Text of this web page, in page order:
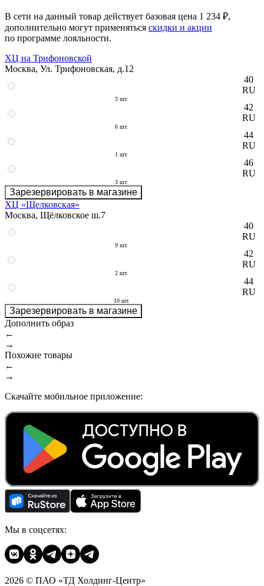
В сети на данный товар действует базовая цена 1 234 ₽,
дополнительно могут применяться скидки и акции
по программе лояльности.
ХЦ на Трифоновской
Москва, Ул. Трифоновская, д.12
40
RU
3 шт.
42
RU
6 шт.
44
RU
1 шт.
46
RU
3 шт.
Зарезервировать в магазине
ХЦ «Щелковская»
Москва, Щёлковское ш.7
40
RU
9 шт.
42
RU
2 шт.
44
RU
10 шт.
Зарезервировать в магазине
Дополнить образ
←
→
Похожие товары
←
→
Скачайте мобильное приложение:
Мы в соцсетях:
2026 © ПАО «ТД Холдинг-Центр»